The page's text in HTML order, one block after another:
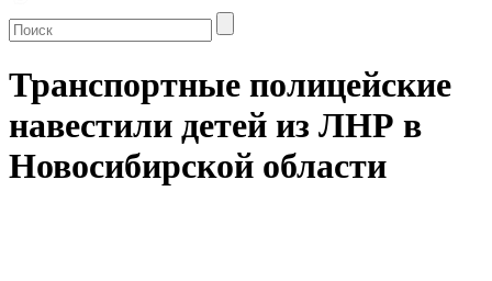
Транспортные полицейские
навестили детей из ЛНР в
Новосибирской области